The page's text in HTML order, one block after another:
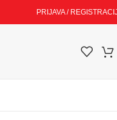
PRIJAVA /